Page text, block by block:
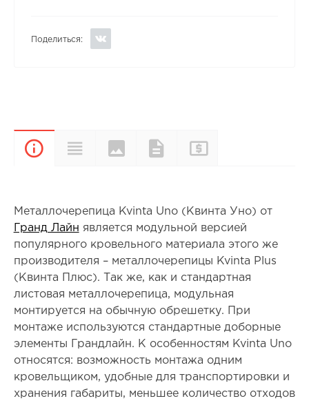
Поделиться:
ОписаниеХарактеристики
Цвета и
покрытия
Документы
Металлочерепица Kvinta Uno (Квинта Уно) от
Гранд Лайн является модульной версией
популярного кровельного материала этого же
производителя – металлочерепицы Kvinta Plus
(Квинта Плюс). Так же, как и стандартная
листовая металлочерепица, модульная
монтируется на обычную обрешетку. При
монтаже используются стандартные доборные
элементы Грандлайн. К особенностям Kvinta Uno
относятся: возможность монтажа одним
кровельщиком, удобные для транспортировки и
хранения габариты, меньшее количество отходов